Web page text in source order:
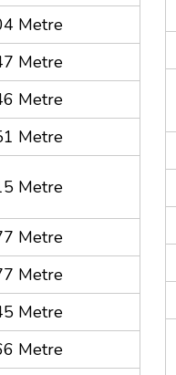
Metre
Metre
Metre
Metre
Metre
Metre
Metre
Metre
Metre